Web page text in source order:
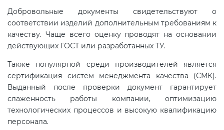
Добровольные документы свидетельствуют о
соответствии изделий дополнительным требованиям к
качеству. Чаще всего оценку проводят на основании
действующих ГОСТ или разработанных ТУ.
Также популярной среди производителей является
сертификация систем менеджмента качества (СМК).
Выданный после проверки документ гарантирует
слаженность работы компании, оптимизацию
технологических процессов и высокую квалификацию
персонала.